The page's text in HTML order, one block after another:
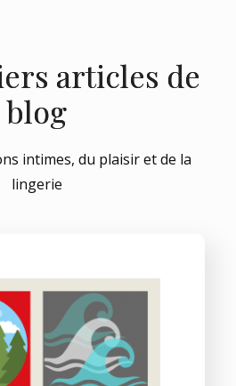
articles de
blog
intimes, du plaisir et de la
lingerie